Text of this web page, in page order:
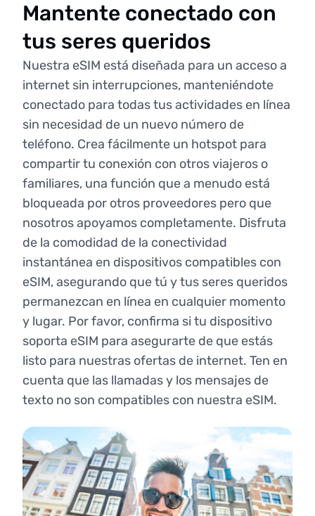
Mantente conectado con
tus seres queridos
Nuestra eSIM está diseñada para un acceso a
internet sin interrupciones, manteniéndote
conectado para todas tus actividades en línea
sin necesidad de un nuevo número de
teléfono. Crea fácilmente un hotspot para
compartir tu conexión con otros viajeros o
familiares, una función que a menudo está
bloqueada por otros proveedores pero que
nosotros apoyamos completamente. Disfruta
de la comodidad de la conectividad
instantánea en dispositivos compatibles con
eSIM, asegurando que tú y tus seres queridos
permanezcan en línea en cualquier momento
y lugar. Por favor, confirma si tu dispositivo
soporta eSIM para asegurarte de que estás
listo para nuestras ofertas de internet. Ten en
cuenta que las llamadas y los mensajes de
texto no son compatibles con nuestra eSIM.